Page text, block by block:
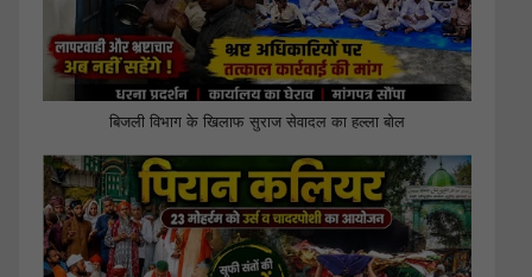
बिजली विभाग के खिलाफ सुराज सेवादल का हल्ला बोल